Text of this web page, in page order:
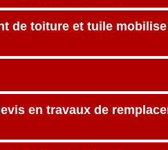
de toiture et tuile
en travaux de